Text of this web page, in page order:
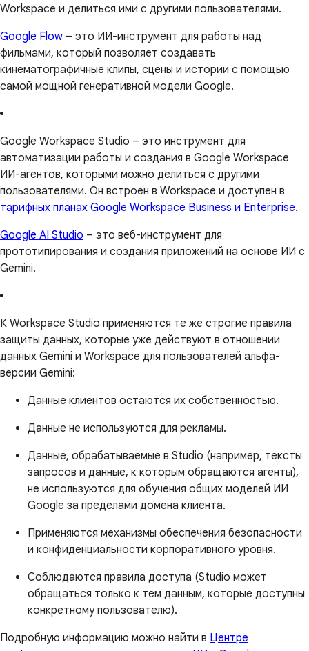
Workspace и делиться ими с другими пользователями.
Google Flow – это ИИ-инструмент для работы над
фильмами, который позволяет создавать
кинематографичные клипы, сцены и истории с помощью
самой мощной генеративной модели Google.
Google Workspace Studio – это инструмент для
автоматизации работы и создания в Google Workspace
ИИ-агентов, которыми можно делиться с другими
пользователями. Он встроен в Workspace и доступен в
тарифных планах Google Workspace Business и Enterprise.
Google AI Studio – это веб-инструмент для
прототипирования и создания приложений на основе ИИ с
Gemini.
К Workspace Studio применяются те же строгие правила
защиты данных, которые уже действуют в отношении
данных Gemini и Workspace для пользователей альфа-
версии Gemini:
Данные клиентов остаются их собственностью.
Данные не используются для рекламы.
Данные, обрабатываемые в Studio (например, тексты
запросов и данные, к которым обращаются агенты),
не используются для обучения общих моделей ИИ
Google за пределами домена клиента.
Применяются механизмы обеспечения безопасности
и конфиденциальности корпоративного уровня.
Соблюдаются правила доступа (Studio может
обращаться только к тем данным, которые доступны
конкретному пользователю).
Подробную информацию можно найти в Центре